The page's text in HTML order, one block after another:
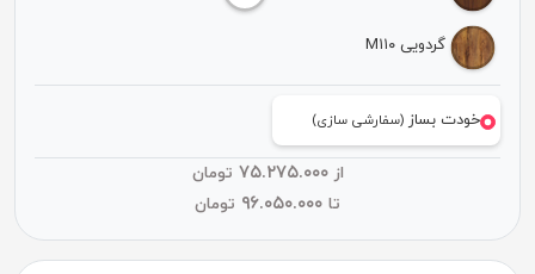
گردویی M۱۱۰
خودت بساز(سفارشی سازی)
از ۷۵.۲۷۵.۰۰۰
تومان
تا
تومان